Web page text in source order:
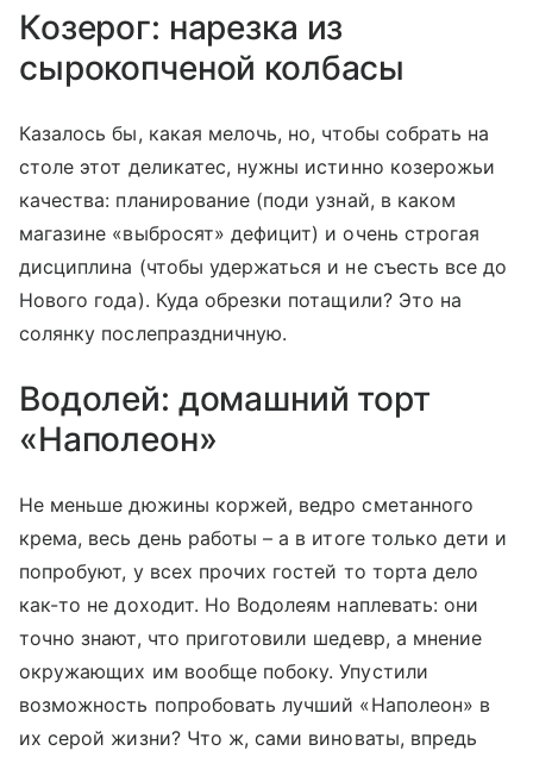
Козерог: нарезка из
сырокопченой колбасы
Казалось бы, какая мелочь, но, чтобы собрать на
столе этот деликатес, нужны истинно козерожьи
качества: планирование (поди узнай, в каком
магазине «выбросят» дефицит) и очень строгая
дисциплина (чтобы удержаться и не съесть все до
Нового года). Куда обрезки потащили? Это на
солянку послепраздничную.
Водолей: домашний торт
«Наполеон»
Не меньше дюжины коржей, ведро сметанного
крема, весь день работы – а в итоге только дети и
попробуют, у всех прочих гостей то торта дело
как-то не доходит. Но Водолеям наплевать: они
точно знают, что приготовили шедевр, а мнение
окружающих им вообще побоку. Упустили
возможность попробовать лучший «Наполеон» в
их серой жизни? Что ж, сами виноваты, впредь